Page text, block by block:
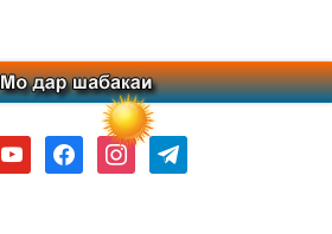
youtubefacebookinstagramtelegram